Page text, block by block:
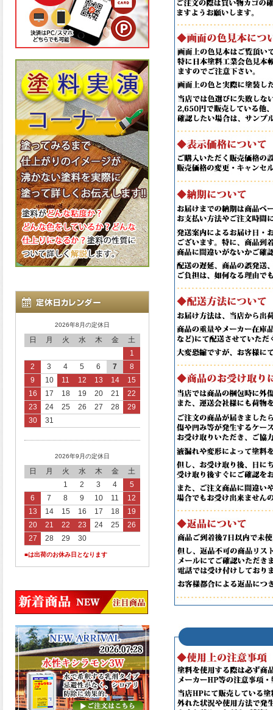
2026年8月の定休日
日 月 火 水 木 金
土
1
2
3 4 5 6 7
8
9
10 11 12 13 14
15
16
17 18 19 20 21
22
23
24 25 26 27 28
29
30
31
2026年9月の定休日
日 月 火 水 木 金
土
1
2 3 4
5
6
7 8 9 10 11
12
13
14 15 16 17 18
19
20
21 22 23 24 25
26
27
28 29 30
■は出荷のお休み日となります